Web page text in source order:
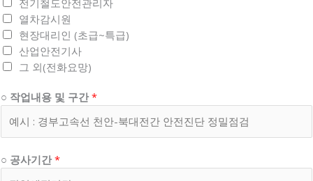
선
택
가
능
○
○
전기철도안전관리자
열차감시원
현장대리인 (초급~특급)
산업안전기사
그 외(전화요망)
○ 작업내용 및 구간*
○ 공사기간*